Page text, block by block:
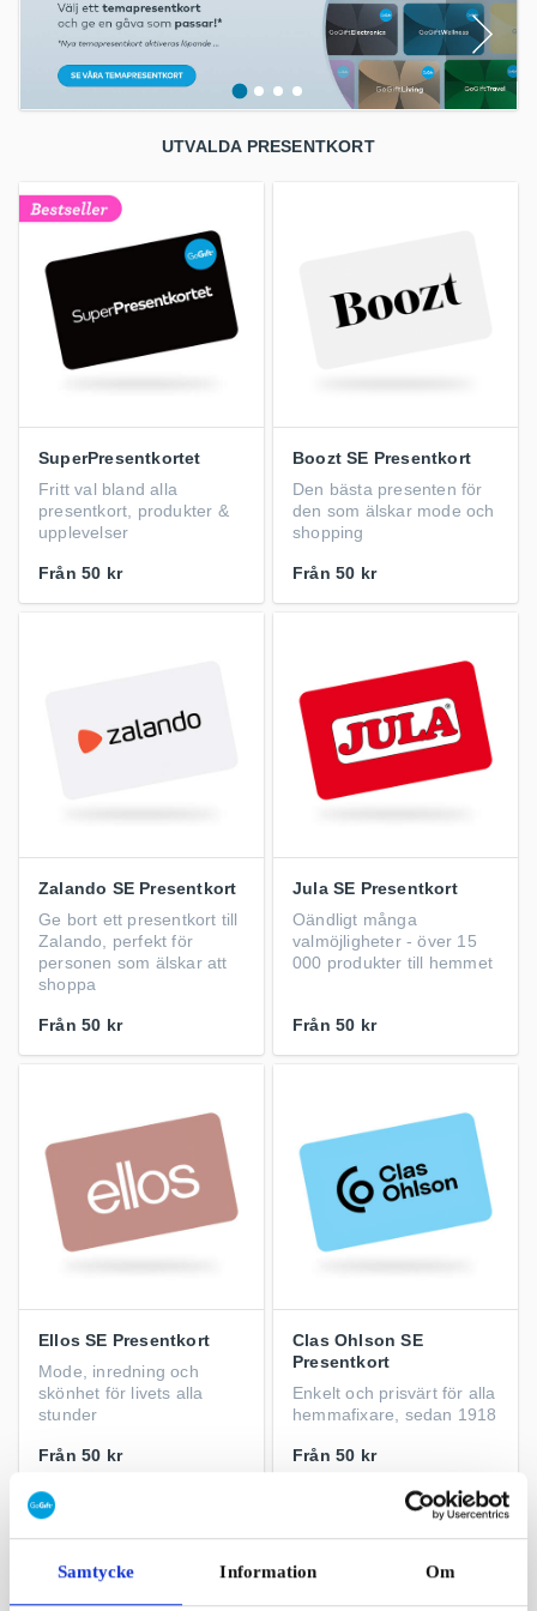
Samtycke Information Om
UTVALDA PRESENTKORT
SuperPresentkortet
Fritt val bland alla
presentkort, produkter &
upplevelser
Från 50 kr
Boozt SE Presentkort
Den bästa presenten för
den som älskar mode och
shopping
Från 50 kr
Zalando SE Presentkort
Ge bort ett presentkort till
Zalando, perfekt för
personen som älskar att
shoppa
Från 50 kr
Jula SE Presentkort
Oändligt många
valmöjligheter - över 15
000 produkter till hemmet
Från 50 kr
Ellos SE Presentkort
Mode, inredning och
skönhet för livets alla
stunder
Från 50 kr
Clas Ohlson SE
Presentkort
Enkelt och prisvärt för alla
hemmafixare, sedan 1918
Från 50 kr